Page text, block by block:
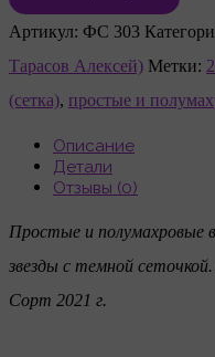
Артикул: ФС 303
Тарасов Алексей) Метки:
(сетка), простые и
Описание
Детали
Отзывы (0)
Простые и полумахровые
звезды с темной
Сорт 2021 г.